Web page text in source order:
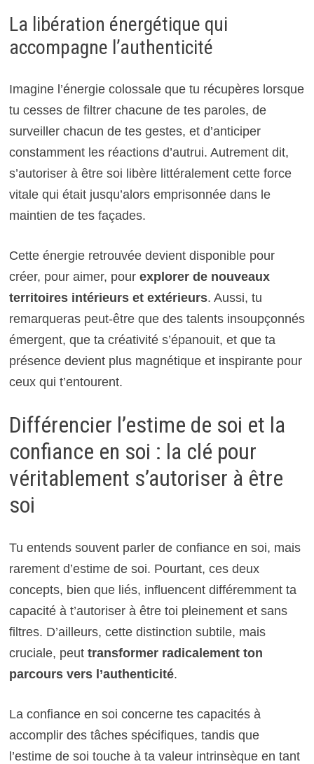
La libération énergétique qui
accompagne l’authenticité
Imagine l’énergie colossale que tu récupères lorsque
tu cesses de filtrer chacune de tes paroles, de
surveiller chacun de tes gestes, et d’anticiper
constamment les réactions d’autrui. Autrement dit,
s’autoriser à être soi libère littéralement cette force
vitale qui était jusqu’alors emprisonnée dans le
maintien de tes façades.
Cette énergie retrouvée devient disponible pour
créer, pour aimer, pour explorer de nouveaux
territoires intérieurs et extérieurs. Aussi, tu
remarqueras peut-être que des talents insoupçonnés
émergent, que ta créativité s’épanouit, et que ta
présence devient plus magnétique et inspirante pour
ceux qui t’entourent.
Différencier l’estime de soi et la
confiance en soi : la clé pour
véritablement s’autoriser à être
soi
Tu entends souvent parler de confiance en soi, mais
rarement d’estime de soi. Pourtant, ces deux
concepts, bien que liés, influencent différemment ta
capacité à t’autoriser à être toi pleinement et sans
filtres. D’ailleurs, cette distinction subtile, mais
cruciale, peut transformer radicalement ton
parcours vers l’authenticité.
La confiance en soi concerne tes capacités à
accomplir des tâches spécifiques, tandis que
l’estime de soi touche à ta valeur intrinsèque en tant